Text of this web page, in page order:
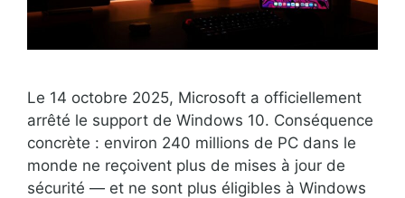
Le 14 octobre 2025, Microsoft a officiellement
arrêté le support de Windows 10. Conséquence
concrète : environ 240 millions de PC dans le
monde ne reçoivent plus de mises à jour de
sécurité — et ne sont plus éligibles à Windows